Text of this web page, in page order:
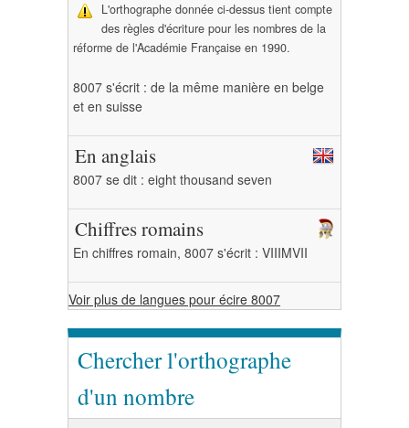
L'orthographe donnée ci-dessus tient compte
des règles d'écriture pour les nombres de la
réforme de l'Académie Française en 1990.
8007 s'écrit : de la même manière en belge
et en suisse
En anglais
8007 se dit : eight thousand seven
Chiffres romains
En chiffres romain, 8007 s'écrit : VIIIMVII
Voir plus de langues pour écire 8007
Chercher l'orthographe
d'un nombre